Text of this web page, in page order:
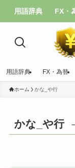
用語辞典 FX・
用語辞典 FX・為替
ホーム かな_や行
かな_や行